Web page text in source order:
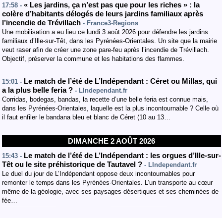
17:58 - « Les jardins, ça n’est pas que pour les riches » : la
colère d’habitants délogés de leurs jardins familiaux après
l’incendie de Trévillach - France3-Regions
Une mobilisation a eu lieu ce lundi 3 août 2026 pour défendre les jardins
familiaux d’Ille-sur-Têt, dans les Pyrénées-Orientales. Un site que la mairie
veut raser afin de créer une zone pare-feu après l’incendie de Trévillach.
Objectif, préserver la commune et les habitations des flammes.
15:01 - Le match de l’été de L’Indépendant : Céret ou Millas, qui
a la plus belle feria ? - LIndependant.fr
Corridas, bodegas, bandas, la recette d’une belle feria est connue mais,
dans les Pyrénées-Orientales, laquelle est la plus incontournable ? Celle où
il faut enfiler le bandana bleu et blanc de Céret (10 au 13…
DIMANCHE 2 AOÛT 2026
15:43 - Le match de l’été de L’Indépendant : les orgues d’Ille-sur-
Têt ou le site préhistorique de Tautavel ? - LIndependant.fr
Le duel du jour de L’Indépendant oppose deux incontournables pour
remonter le temps dans les Pyrénées-Orientales. L’un transporte au cœur
même de la géologie, avec ses paysages désertiques et ses cheminées de
fée…